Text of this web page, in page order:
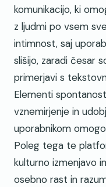
komunikacijo, ki
z ljudmi po vsem
intimnost, saj
slišijo, zaradi česar
primerjavi s
Elementi
vznemirjenje in
uporabnikom
Poleg tega te
kulturno izmenjavo
osebno rast in